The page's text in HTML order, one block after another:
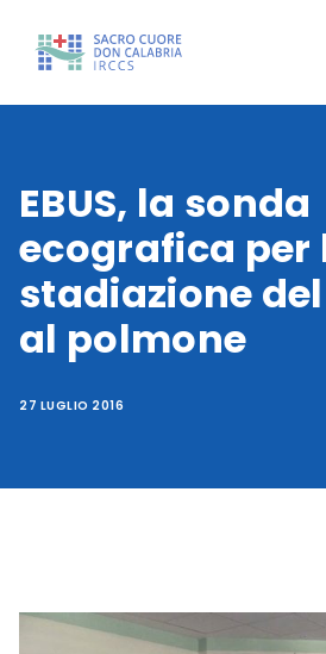
EBUS, la sonda
ecografica per
stadiazione
al polmone
27 LUGLIO 2016